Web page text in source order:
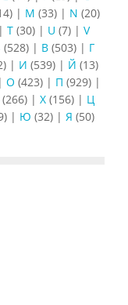
| M (33) | N (20)
| T (30) | U (7) | V
(528) | В (503) | Г
| И (539) | Й (13)
| О (423) | П (929) |
(266) | Х (156) | Ц
| Ю (32) | Я (50)